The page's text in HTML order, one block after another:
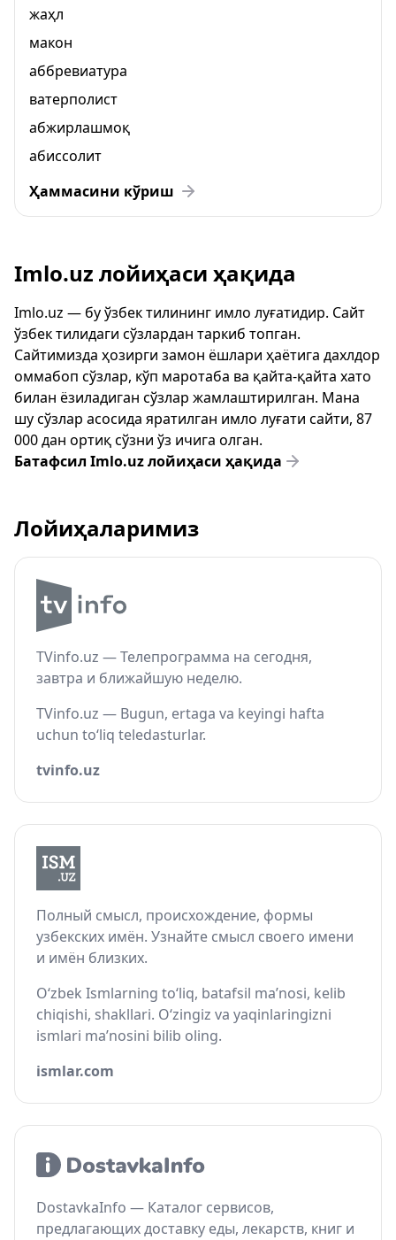
жаҳл
макон
аббревиатура
ватерполист
абжирлашмоқ
абиссолит
Ҳаммасини кўриш
Imlo.uz лойиҳаси ҳақида
Imlo.uz — бу ўзбек тилининг имло луғатидир. Сайт
ўзбек тилидаги сўзлардан таркиб топган.
Сайтимизда ҳозирги замон ёшлари ҳаётига дахлдор
оммабоп сўзлар, кўп маротаба ва қайта-қайта хато
билан ёзиладиган сўзлар жамлаштирилган. Мана
шу сўзлар асосида яратилган имло луғати сайти, 87
000 дан ортиқ сўзни ўз ичига олган.
Батафсил Imlo.uz лойиҳаси ҳақида
Лойиҳаларимиз
TVinfo.uz — Телепрограмма на сегодня,
завтра и ближайшую неделю.
TVinfo.uz — Bugun, ertaga va keyingi hafta
uchun to‘liq teledasturlar.
tvinfo.uz
Полный смысл, происхождение, формы
узбекских имён. Узнайте смысл своего имени
и имён близких.
O‘zbek Ismlarning to‘liq, batafsil ma’nosi, kelib
chiqishi, shakllari. O‘zingiz va yaqinlaringizni
ismlari ma’nosini bilib oling.
ismlar.com
DostavkaInfo — Каталог сервисов,
предлагающих доставку еды, лекарств, книг и